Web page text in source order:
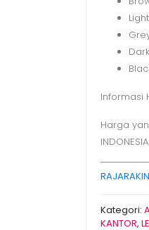
Informasi
Harga
Kategori:
KANTOR,